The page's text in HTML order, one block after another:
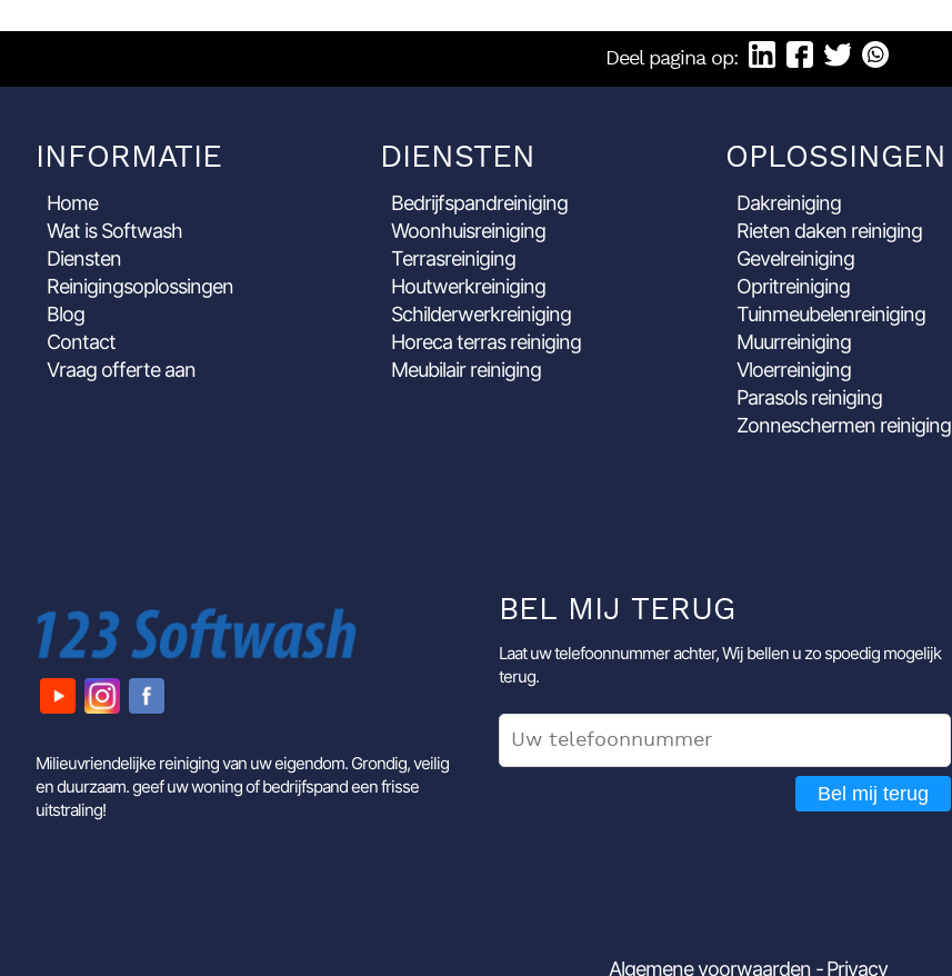
Deel pagina op:
INFORMATIE
Home
Wat is Softwash
Diensten
Reinigingsoplossingen
Blog
Contact
Vraag offerte aan
DIENSTEN
Bedrijfspandreiniging
Woonhuisreiniging
Terrasreiniging
Houtwerkreiniging
Schilderwerkreiniging
Horeca terras reiniging
Meubilair reiniging
OPLOSSINGEN
Dakreiniging
Rieten daken reiniging
Gevelreiniging
Opritreiniging
Tuinmeubelenreiniging
Muurreiniging
Vloerreiniging
Parasols reiniging
Zonneschermen reiniging
Milieuvriendelijke reiniging van uw eigendom. Grondig, veilig
en duurzaam. geef uw woning of bedrijfspand een frisse
uitstraling!
BEL MIJ TERUG
Laat uw telefoonnummer achter, Wij bellen u zo spoedig mogelijk
terug.
Bel mij terug
Algemene voorwaarden Privacy